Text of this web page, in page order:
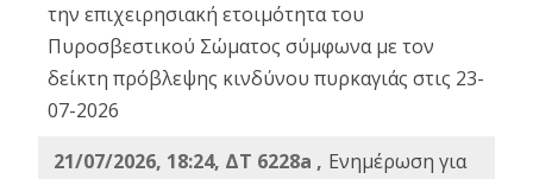
την επιχειρησιακή ετοιμότητα του
Πυροσβεστικού Σώματος σύμφωνα με τον
δείκτη πρόβλεψης κινδύνου πυρκαγιάς στις 23-
07-2026
21/07/2026, 18:24, ΔΤ 6228a , Ενημέρωση για